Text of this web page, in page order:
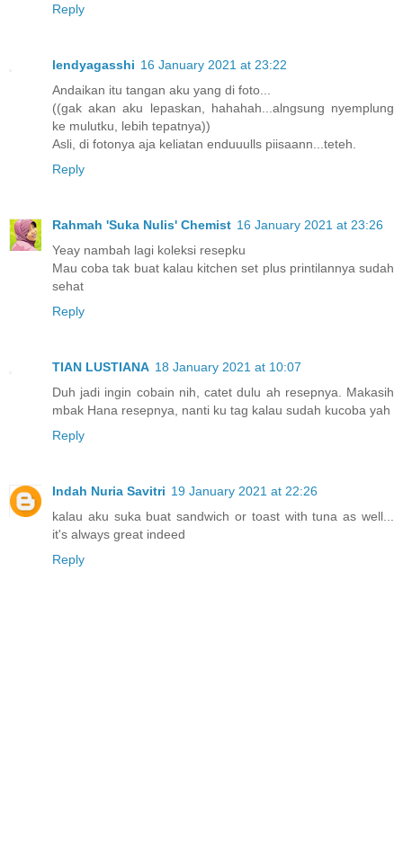
Reply
lendyagasshi 16 January 2021 at 23:22
Andaikan itu tangan aku yang di foto...
((gak akan aku lepaskan, hahahah...alngsung nyemplung
ke mulutku, lebih tepatnya))
Asli, di fotonya aja keliatan enduuulls piisaann...teteh.
Reply
Rahmah 'Suka Nulis' Chemist 16 January 2021 at 23:26
Yeay nambah lagi koleksi resepku
Mau coba tak buat kalau kitchen set plus printilannya sudah
sehat
Reply
TIAN LUSTIANA 18 January 2021 at 10:07
Duh jadi ingin cobain nih, catet dulu ah resepnya. Makasih
mbak Hana resepnya, nanti ku tag kalau sudah kucoba yah
Reply
Indah Nuria Savitri 19 January 2021 at 22:26
kalau aku suka buat sandwich or toast with tuna as well...
it's always great indeed
Reply